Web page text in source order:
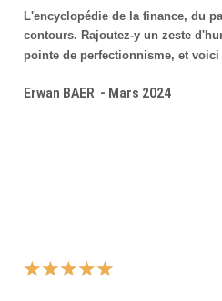
L'encyclopédie de la finance, du
contours. Rajoutez-y un zeste
pointe de perfectionnisme, et voici
Erwan BAER - Mars 2024
★★★★★